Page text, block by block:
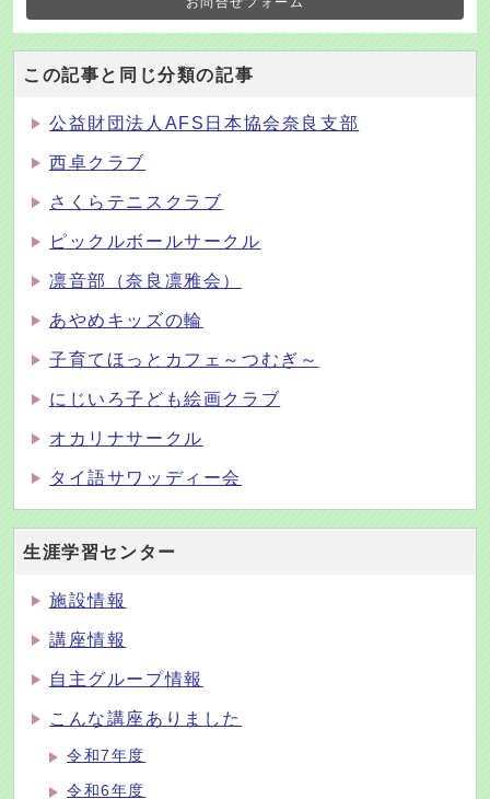
この記事と同じ分類の記事
公益財団法人AFS日本協会奈良支部
西卓クラブ
さくらテニスクラブ
ピックルボールサークル
凛音部（奈良凛雅会）
あやめキッズの輪
子育てほっとカフェ～つむぎ～
にじいろ子ども絵画クラブ
オカリナサークル
タイ語サワッディー会
生涯学習センター
施設情報
講座情報
自主グループ情報
こんな講座ありました
令和7年度
令和6年度